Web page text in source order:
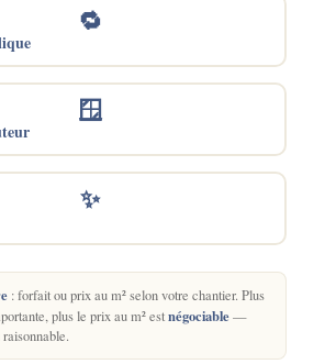
🔁
🪟
✨
: forfait ou prix au m² selon votre chantier. Plus
plus le prix au m² estnégociable—